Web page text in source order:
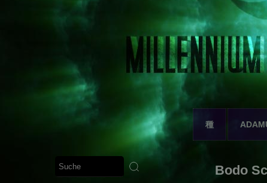
種
Bodo